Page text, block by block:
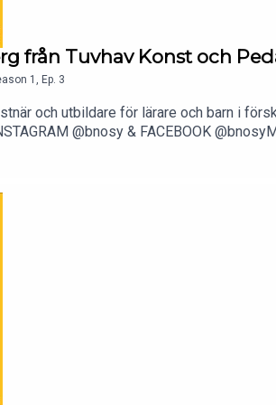
från Tuvhav Konst och
1 Ep. 3
och utbildare för lärare och barn i
@bnosy & FACEBOOK
på vårt nyhetsbrev på
(podcast)Loopimal